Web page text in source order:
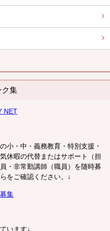
ク集
NET
小・中・義務教育・特別支援・
休暇の代替またはサポート（担
・非常勤講師（職員）を随時募
ご確認ください。↓
集
います↓